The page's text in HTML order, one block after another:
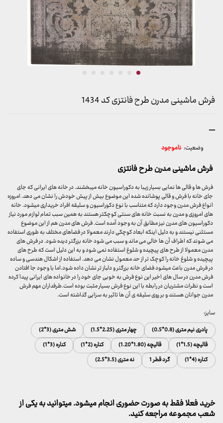
فرش ماشینی مدرن طرح فانتزی کد 1434
–محدوده
قیمت:
499,000 تومان
تا
9,399,000 تومان
وضعیت: ناموجود
فرش ماشینی مدرن طرح فانتزی
فرش ها و قالی ها نمایی بسیار زیبا به دکوراسیون خانه میبخشند. در خانه های ایرانی که جای
جای خانه با فرش و قالی پوشانده شده این موضوع بیش از پیش خودش را نشان می دهد. امروزه
انواع فرش مدرن وجود دارد که متناسب با نوع دکوراسیون و سلیقه افراد خریداری میشود. خانه
های امروزی و مدرن به نسبت خانه های سنتی کوچکتر هستند به همین سبب تمام لوازم مورد نیاز
دکوراسیون های مدرن نیز مطابق آن به وجود آمده است. فرش های مدرن هم از این موضوع
مستثنی نیستند و به دلیل اینکه ابعاد کوچکی دارند معمولا در فضاهای مختلف به طوری استفاده
می شوند که اطراف آن ها خالی می ماند و سبب می شود خانه بزرگتر دیده شود. در فرش های
مدرن معمولا از طرح های پیچیده و شلوغ استفاده نمی شود و به این دلیل است که طرح های
پیچیده و شلوغ خانه را کوچک تر از حد معمول نشان می دهد. استفاده از اشکال هندسی و ساده
در فرش مدرن باعث میشود فضای خانه بزرگتر و دلباز تر نشان داده شود.اما با وجود جا افتادن
فرش مدرن در سال های اخیر این نوع فرش به خوبی جای خود را در خانواده های ایرانی پیدا کرده
است و نظرات مشتریان در رابطه با این نوع فرش بسیار مثبت بوده است.طرفداران مهم فرش
مدرن جوانان هستند و بر روی سلیقه ی آن ها تاثیر به سزایی گذاشته است.
سایز:
پادری نیم متری (0.8*0.5)
چهار متری (2.25*1.5)
شش متری (3*2)
قالیچه (1.5*1)
قالیچه (1.80*1.20) کناره (2*1)
کناره (3*1)
کناره (4*1)
گرد قطر 1 نه متری (3.5*2.5)
خرید فعلا فقط به صورت حضوری انجام میشود. میتوانید به یکی از
شعب مجموعه مراجعه کنید.